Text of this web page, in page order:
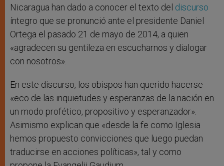
Nicaragua han dado a conocer el texto del discurso
íntegro que se pronunció ante el presidente Daniel
Ortega el pasado 21 de mayo de 2014, a quien
«agradecen su gentileza en escucharnos y dialogar
con nosotros».
En este discurso, los obispos han querido hacerse
«eco de las inquietudes y esperanzas de la nación en
un modo profético, propositivo y esperanzador».
Asimismo explican que «desde la fe como Iglesia
hemos propuesto convicciones que luego puedan
traducirse en acciones políticas», tal y como